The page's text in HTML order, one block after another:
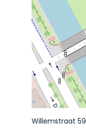
Willemstraat 59